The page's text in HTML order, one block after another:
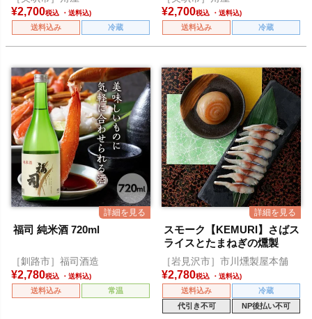
¥2,700税込
送料込み 冷蔵
¥2,700税込
送料込み 冷蔵
福司 純米酒 720ml
［釧路市］福司酒造
¥2,780税込
送料込み 常温
スモーク【KEMURI】さばス
ライスとたまねぎの燻製
［岩見沢市］市川燻製屋本舗
¥2,780税込
送料込み
冷蔵
代引き不可
NP後払い不可